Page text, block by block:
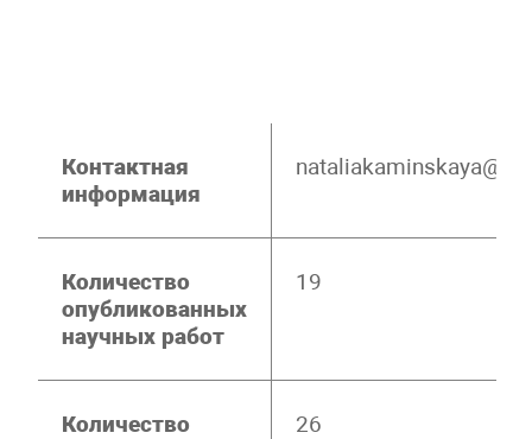
Контактная
информация
Количество
опубликованных
научных работ
19
Количество
26